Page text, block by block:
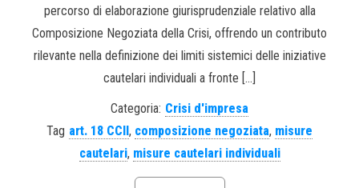
percorso di elaborazione giurisprudenziale relativo alla
Composizione Negoziata della Crisi, offrendo un contributo
rilevante nella definizione dei limiti sistemici delle iniziative
cautelari individuali a fronte […]
Categoria: Crisi d'impresa
Tag art. 18 CCII , composizione negoziata, misure
cautelari, misure cautelari individuali